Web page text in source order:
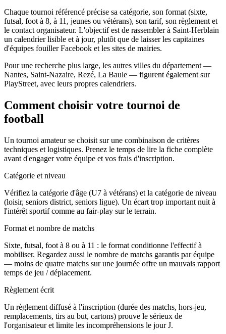
Chaque tournoi référencé précise sa catégorie, son format (sixte,
futsal, foot à 8, à 11, jeunes ou vétérans), son tarif, son règlement et
le contact organisateur. L'objectif est de rassembler à Saint-Herblain
un calendrier lisible et à jour, plutôt que de laisser les capitaines
d'équipes fouiller Facebook et les sites de mairies.
Pour une recherche plus large, les autres villes du département —
Nantes, Saint-Nazaire, Rezé, La Baule — figurent également sur
PlayStreet, avec leurs propres calendriers.
Comment choisir votre tournoi de
football
Un tournoi amateur se choisit sur une combinaison de critères
techniques et logistiques. Prenez le temps de lire la fiche complète
avant d'engager votre équipe et vos frais d'inscription.
Catégorie et niveau
Vérifiez la catégorie d'âge (U7 à vétérans) et la catégorie de niveau
(loisir, seniors district, seniors ligue). Un écart trop important nuit à
l'intérêt sportif comme au fair-play sur le terrain.
Format et nombre de matchs
Sixte, futsal, foot à 8 ou à 11 : le format conditionne l'effectif à
mobiliser. Regardez aussi le nombre de matchs garantis par équipe
— moins de quatre matchs sur une journée offre un mauvais rapport
temps de jeu / déplacement.
Règlement écrit
Un règlement diffusé à l'inscription (durée des matchs, hors-jeu,
remplacements, tirs au but, cartons) prouve le sérieux de
l'organisateur et limite les incompréhensions le jour J.